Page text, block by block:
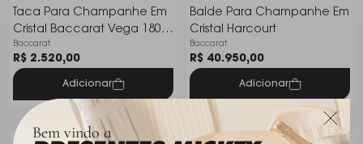
Bem vindo a
Taca Para Champanhe Em
Cristal Baccarat Vega 180
Ml
Baccarat
R$ 2.520,00
Adicionar
Balde Para Champanhe Em
Cristal Harcourt
Baccarat
R$ 40.950,00
Adicionar